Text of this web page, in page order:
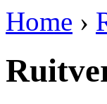
Home ›